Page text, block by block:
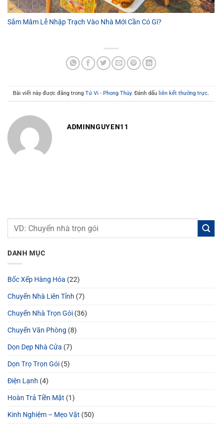
Sắm Mâm Lễ Nhập Trạch Vào Nhà Mới Cần Có Gì?
Bài viết này được đăng trong Tử Vi - Phong Thủy. Đánh dấu liên kết thường trực.
ADMINNGUYEN11
DANH MỤC
Bốc Xếp Hàng Hóa (22)
Chuyển Nhà Liên Tỉnh (7)
Chuyển Nhà Trọn Gói (36)
Chuyển Văn Phòng (8)
Dọn Dẹp Nhà Cửa (7)
Dọn Trọ Trọn Gói (5)
Điện Lạnh (4)
Hoàn Trả Tiền Mặt (1)
Kinh Nghiệm – Mẹo Vặt (50)